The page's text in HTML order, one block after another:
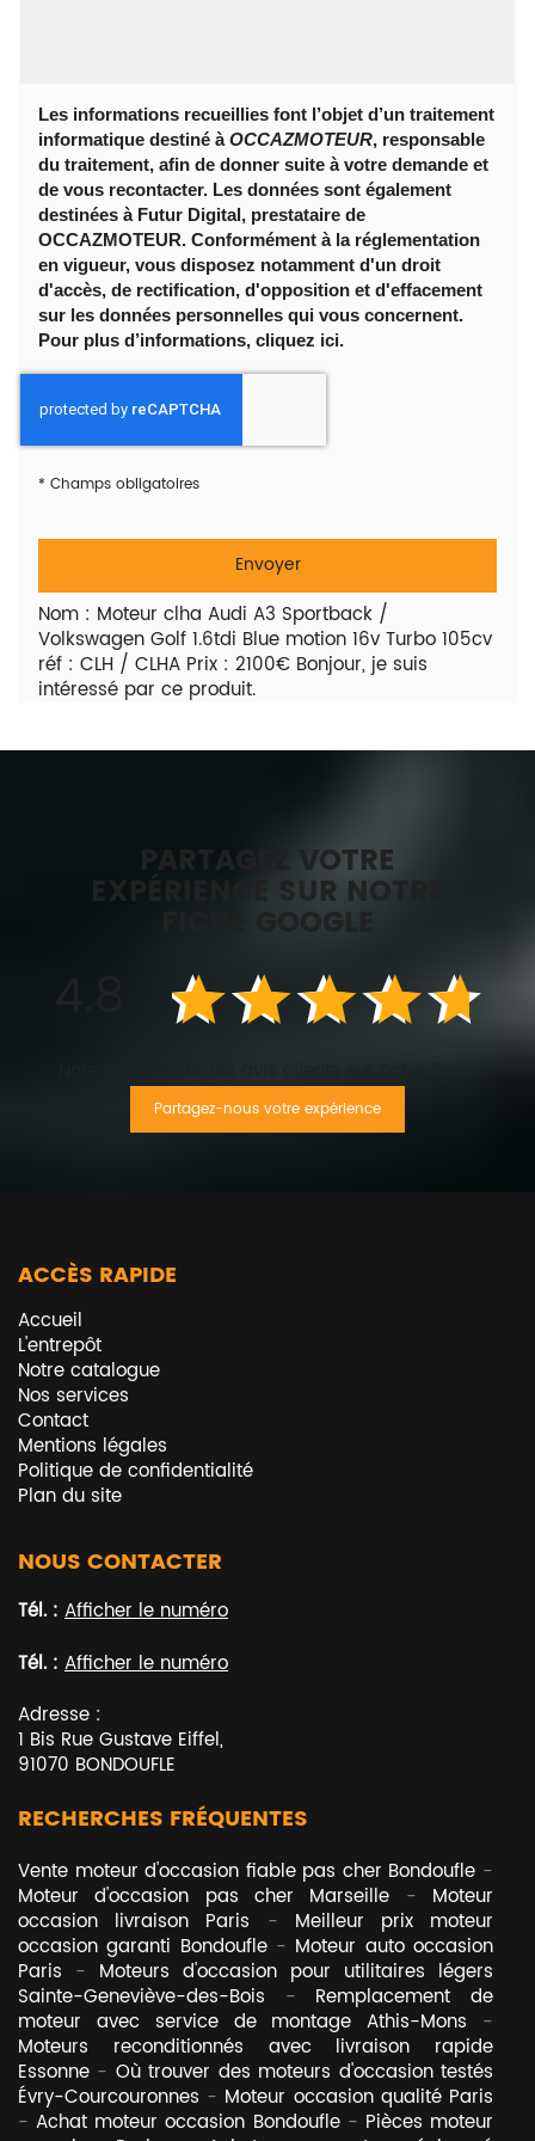
Les informations recueillies font l’objet d’un traitement
informatique destiné àOCCAZMOTEUR, responsable
du traitement, afin de donner suite à votre demande et
de vous recontacter. Les données sont également
destinées à Futur Digital, prestataire de
OCCAZMOTEUR. Conformément à la réglementation
en vigueur, vous disposez notamment d'un droit
d'accès, de rectification, d'opposition et d'effacement
sur les données personnelles qui vous concernent.
Pour plus d’informations, cliquez ici.
* Champs obligatoires
Nom : Moteur clha Audi A3 Sportback /
Volkswagen Golf 1.6tdi Blue motion 16v Turbo 105cv
réf : CLH / CLHA Prix : 2100€ Bonjour, je suis
intéressé par ce produit.
PARTAGEZ VOTRE
EXPÉRIENCE SUR NOTRE
FICHE GOOGLE
Partagez-nous votre expérience
ACCÈS RAPIDE
Accueil
L'entrepôt
Notre catalogue
Nos services
Contact
Mentions légales
Politique de confidentialité
Plan du site
NOUS CONTACTER
Tél. : Afficher le numéro
Tél. : Afficher le numéro
Adresse :
1 Bis Rue Gustave Eiffel,
91070 BONDOUFLE
RECHERCHES FRÉQUENTES
Vente moteur d'occasion fiable pas cher Bondoufle
Moteur d'occasion pas cher Marseille
Moteur
occasion livraison Paris
Meilleur prix moteur
occasion garanti Bondoufle
Moteur auto occasion
Paris
Moteurs d'occasion pour utilitaires légers
Sainte-Geneviève-des-Bois
Remplacement de
moteur avec service de montage Athis-Mons
Moteurs reconditionnés avec livraison rapide
Essonne
Où trouver des moteurs d'occasion testés
Évry-Courcouronnes
Moteur occasion qualité Paris
Achat moteur occasion Bondoufle
Pièces moteur